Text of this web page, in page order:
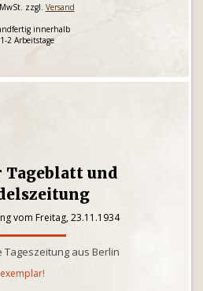
zzgl. Versand
innerhalb
1-2 Arbeitstage
und
vom Freitag, 23.11.1934
aus Berlin